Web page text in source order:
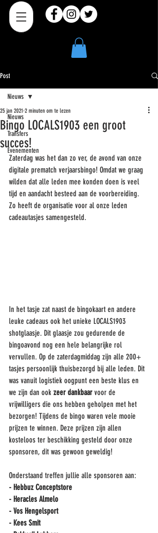
Post
Nieuws
Transfers
Evenementen
Nieuws
Bingo LOCALS1903 een groot
succes!
25 jan 2021 2 minuten om te lezen
Zaterdag was het dan zo ver, de avond van onze
digitale prematch verjaarsbingo! Omdat we graag
wilden dat alle leden mee konden doen is veel
tijd en aandacht besteed aan de voorbereiding.
Zo heeft de organisatie voor al onze leden
cadeautasjes samengesteld.
In het tasje zat naast de bingokaart en andere
leuke cadeaus ook het unieke LOCALS1903
shotglaasje. Dit glaasje zou gedurende de
bingoavond nog een hele belangrijke rol
vervullen. Op de zaterdagmiddag zijn alle 200+
tasjes persoonlijk thuisbezorgd bij alle leden. Dit
was vanuit logistiek oogpunt een beste klus en
we zijn dan ook zeer dankbaar voor de
vrijwilligers die ons hebben geholpen met het
bezorgen! Tijdens de bingo waren vele mooie
prijzen te winnen. Deze prijzen zijn allen
kosteloos ter beschikking gesteld door onze
sponsoren, dit was gewoon geweldig!
Onderstaand treffen jullie alle sponsoren aan:
- Hebbuz Conceptstore
- Heracles Almelo
- Vos Hengelsport
- Kees Smit